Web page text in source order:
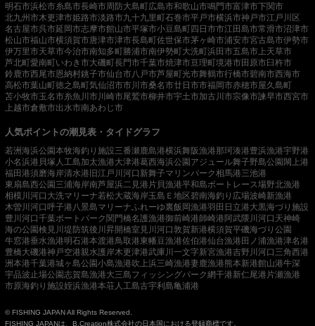
明石市浜松市糸島市長崎市周防大島町広島市和歌山市鳴門市富津市下関市
北九州市木更津市姫路市淡路市九十九里町石巻市平戸市横浜市神戸市江戸川区
名古屋市呉市延岡市志摩市館山市平塚市小豆島町四日市市江田島市常滑市沼津市
松山市福山市横須賀市唐津市津市長島町佐世保市茅ヶ崎市浦安市宮古島市伊勢市
伊万里市天草市今治市南知多町勝浦市南伊勢町大洗町浜田市五島市 上天草市
芦北町愛南町いわき市大磯町長門市千葉市焼津市亘理町境港市田原市臼杵市
鈴鹿市西尾市恩納村銚子市仙台市八戸市芦屋町光市舞鶴市行橋市碧南市西海市
高松市葉山町徳之島町気仙沼市市川市桑名市廿日市市福岡市赤穂市屋久島町
苫小牧市玉名市糸魚川市 川崎市尾鷲市柳井市宇土市加古川市宗像市諫早市西宮市
上越市倉敷市出水市南あわじ市
人気ポイントの潮見表・タイドグラフ
若洲海浜公園本牧海釣り施設三番瀬 鹿島港横浜舞阪漁港那珂湊港豊浜漁港宇野港
小名浜港 貝塚人工島加太漁港大津港葛西海浜公園アジュール舞子野島公園閖上港
福田港須磨海岸清水港 旧江戸川河口 新舞子マリンパーク相馬港三池港
東扇島西公園三浦海岸南芦屋浜二見港 片貝漁港平和島ボートレース場野北漁港
相模川河口 大洗マリーナ若松大蔵海岸玉島Ｅ地区碧南海釣り広場波崎新漁港
木曽川河口呼子港 八景島マリーナふれーゆ裏飯岡漁港羽田 日立港大黒海づり施設
豊川河口千葉ポートパーク関門橋名護漁港御前崎港師崎港阿武隈川河口 天神崎
海の公園検見川堤防筑後川昇開橋室見川河口敦賀新港横須賀平磯海づり公園
牛窓港垂水漁港明石港本渡港鳥取港東幡豆漁港佐伯港仙台漁港田ノ浦漁港津名港
豊橋大磯港神戸空港親水護岸木更津港武庫川一文字新宮漁港吉野川河口 三角西港
洲本港千葉港城ヶ島公園小島漁港吹上浜三崎漁港妻鹿漁港熊本新港館山港牛深
宇品波止場公園志賀島漁港大三島フィッシングパーク網干港新仁尾港 片瀬漁港
市原海釣り施設姪浜漁港本荘人工島古宇利島亀浦港
© FISHING JAPAN All Rights Reserved.
FISHING JAPANは、B.Creation株式会社の日本国における登録商標です。